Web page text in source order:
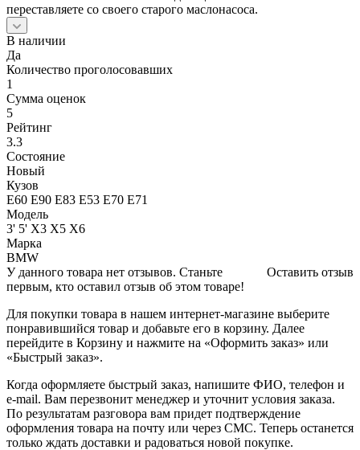
переставляете со своего старого маслонасоса.
В наличии
Да
Количество проголосовавших
1
Сумма оценок
5
Рейтинг
3.3
Состояние
Новый
Кузов
Е60 Е90 Е83 Е53 Е70 Е71
Модель
3' 5' X3 X5 X6
Марка
BMW
Оставить отзыв
У данного товара нет отзывов. Станьте
первым, кто оставил отзыв об этом товаре!
Для покупки товара в нашем интернет-магазине выберите
понравившийся товар и добавьте его в корзину. Далее
перейдите в Корзину и нажмите на «Оформить заказ» или
«Быстрый заказ».
Когда оформляете быстрый заказ, напишите ФИО, телефон и
e-mail. Вам перезвонит менеджер и уточнит условия заказа.
По результатам разговора вам придет подтверждение
оформления товара на почту или через СМС. Теперь останется
только ждать доставки и радоваться новой покупке.